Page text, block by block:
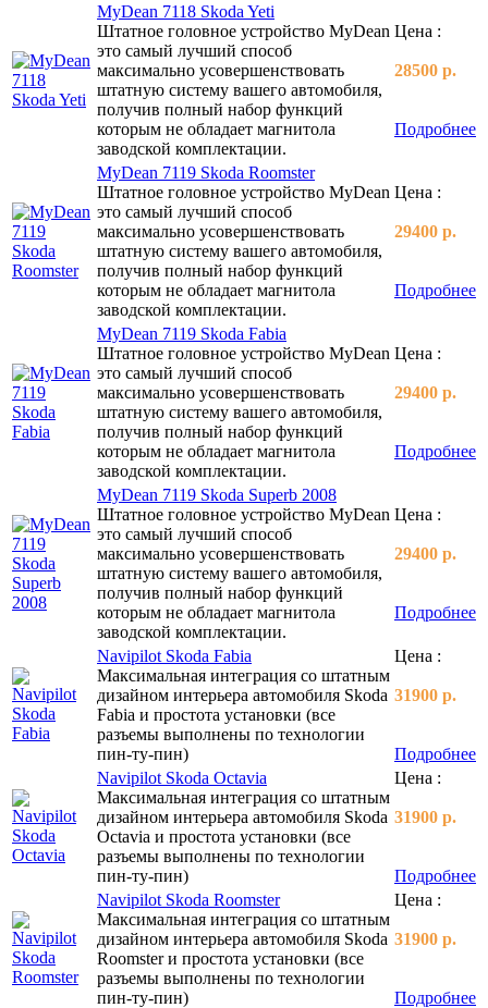
MyDean 7118 Skoda Yeti
Штатное головное устройство MyDean
это самый лучший способ
максимально усовершенствовать
штатную систему вашего автомобиля,
получив полный набор функций
которым не обладает магнитола
заводской комплектации.
Цена :
28500 р.
Подробнее
MyDean 7119 Skoda Roomster
Штатное головное устройство MyDean
это самый лучший способ
максимально усовершенствовать
штатную систему вашего автомобиля,
получив полный набор функций
которым не обладает магнитола
заводской комплектации.
Цена :
29400 р.
Подробнее
MyDean 7119 Skoda Fabia
Штатное головное устройство MyDean
это самый лучший способ
максимально усовершенствовать
штатную систему вашего автомобиля,
получив полный набор функций
которым не обладает магнитола
заводской комплектации.
Цена :
29400 р.
Подробнее
MyDean 7119 Skoda Superb 2008
Штатное головное устройство MyDean
это самый лучший способ
максимально усовершенствовать
штатную систему вашего автомобиля,
получив полный набор функций
которым не обладает магнитола
заводской комплектации.
Цена :
29400 р.
Подробнее
Navipilot Skoda Fabia
Максимальная интеграция со штатным
дизайном интерьера автомобиля Skoda
Fabia и простота установки (все
разъемы выполнены по технологии
пин-ту-пин)
Цена :
31900 р.
Подробнее
Navipilot Skoda Octavia
Максимальная интеграция со штатным
дизайном интерьера автомобиля Skoda
Octavia и простота установки (все
разъемы выполнены по технологии
пин-ту-пин)
Цена :
31900 р.
Подробнее
Navipilot Skoda Roomster
Максимальная интеграция со штатным
дизайном интерьера автомобиля Skoda
Roomster и простота установки (все
разъемы выполнены по технологии
пин-ту-пин)
Цена :
31900 р.
Подробнее